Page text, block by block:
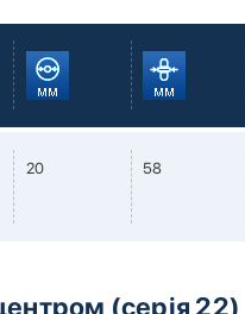
20 58
(серія 22)